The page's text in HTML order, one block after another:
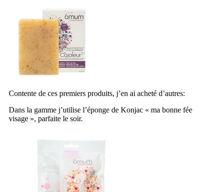
Contente de ces premiers produits, j’en ai acheté d’autres:
Dans la gamme j’utilise l’éponge de Konjac « ma bonne fée
visage », parfaite le soir.